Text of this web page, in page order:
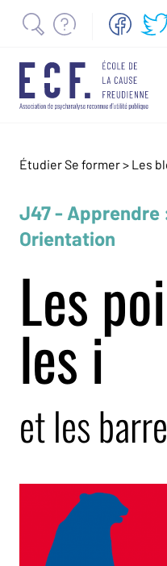
Étudier Se former > Les
J47 - Apprendre
Orientation
Les
les i
et les